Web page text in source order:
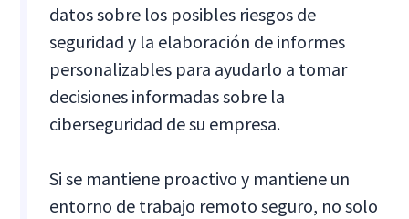
datos sobre los posibles riesgos de
seguridad y la elaboración de informes
personalizables para ayudarlo a tomar
decisiones informadas sobre la
ciberseguridad de su empresa.
Si se mantiene proactivo y mantiene un
entorno de trabajo remoto seguro, no solo